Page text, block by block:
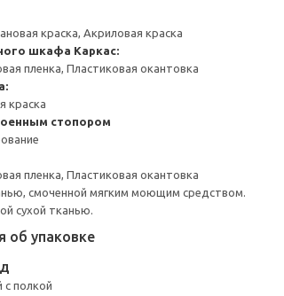
краска, Акриловая краска
шкафа Каркас:
пленка, Пластиковая окантовка
краска
стопором
пленка, Пластиковая окантовка
смоченной мягким моющим средством.
сухой тканью.
об упаковке
полкой